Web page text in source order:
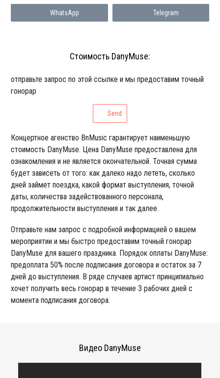
WhatsApp Telegram
Стоимость DanyMuse:
отправьте запрос по этой ссылке и мы предоставим точный
гонорар
Send
Концертное агенство BnMusic гарантирует наименьшую
стоимость DanyMuse. Цена DanyMuse предоставлена для
ознакомления и не является окончательной. Точная сумма
будет зависеть от того: как далеко надо лететь, сколько
дней займет поездка, какой формат выступления, точной
даты, количества задействованного персонала,
продолжительности выступления и так далее.
Отправьте нам запрос с подробной информацией о вашем
мероприятии и мы быстро предоставим точный гонорар
DanyMuse для вашего праздника. Порядок оплаты DanyMuse:
предоплата 50% после подписания договора и остаток за 7
дней до выступления. В ряде случаев артист принципиально
хочет получить весь гонорар в течение 3 рабочих дней с
момента подписания договора.
Видео DanyMuse